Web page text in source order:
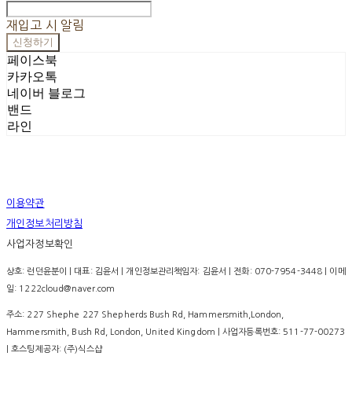
재입고 시 알림
신청하기
페이스북
카카오톡
네이버 블로그
밴드
라인
이용약관
개인정보처리방침
사업자정보확인
상호: 런던윤분이 | 대표: 김윤서 | 개인정보관리책임자: 김윤서 | 전화: 070-7954-3448 | 이메
일: 1222cloud@naver.com
주소: 227 Shephe 227 Shepherds Bush Rd, Hammersmith,London,
Hammersmith, Bush Rd, London, United Kingdom | 사업자등록번호: 511-77-00273
| 호스팅제공자: (주)식스샵